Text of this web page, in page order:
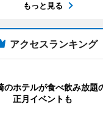
もっと見る
アクセスランキング
のホテルが食べ飲み放題
正月イベントも